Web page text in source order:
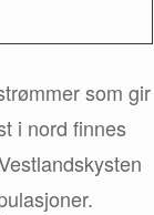
som gir
i nord finnes